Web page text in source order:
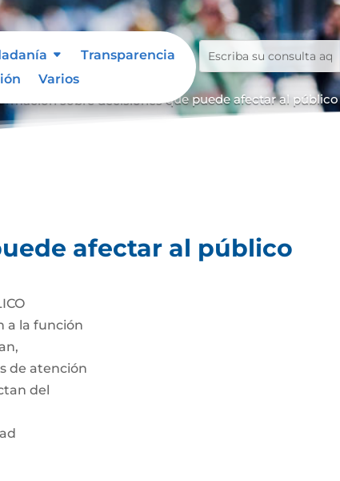
Transparencia
Varios
sobre decisiones que puede afectar al público
afectar al público
a la función
de atención
del